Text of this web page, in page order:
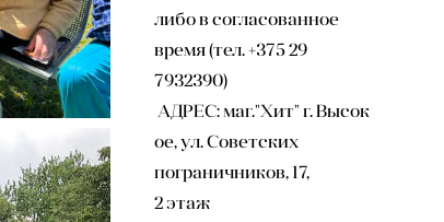
либо в согласованное
время (тел. +375 29
7932390)
АДРЕС: маг."Хит" г. Высок
ое, ул. Советских
пограничников, 17,
2 этаж